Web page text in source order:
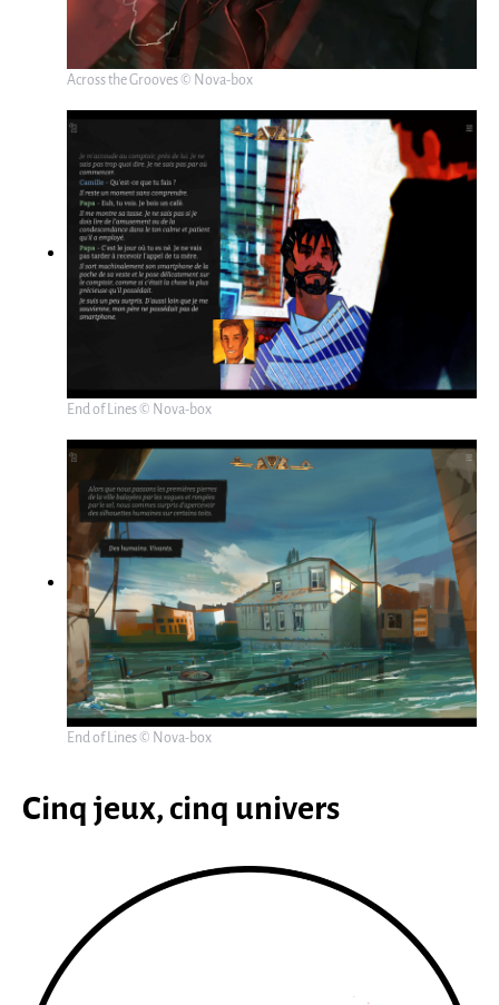
Across the Grooves © Nova-box
End of Lines © Nova-box
End of Lines © Nova-box
Cinq jeux, cinq univers